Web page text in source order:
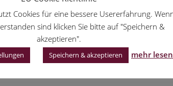
Cookies für eine bessere Usererfahrung.
sind klicken Sie bitte auf "Speichern &
akzeptieren".
Speichern & akzeptieren mehr lesen